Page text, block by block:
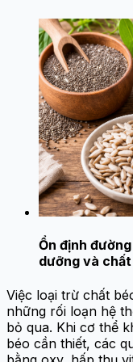
Ổn định
dưỡng và
Việc loại trừ chất
những rối loạn hệ
bỏ qua. Khi cơ thể
béo cần thiết, các